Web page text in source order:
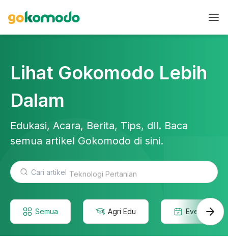
Lihat Gokomodo Lebih
Dalam
Edukasi, Acara, Berita, Tips, dll. Baca
semua artikel Gokomodo di sini.
Teknologi Pertanian
Semua Agri Edu Event